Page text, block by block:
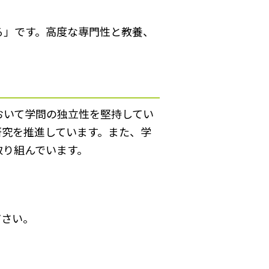
です。高度な専門性と教養、
て学問の独立性を堅持してい
を推進しています。また、学
組んでいます。
い。